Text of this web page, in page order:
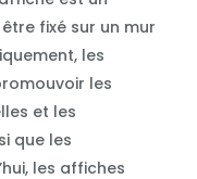
fixé sur un mur
les
les
et les
que les
les affiches